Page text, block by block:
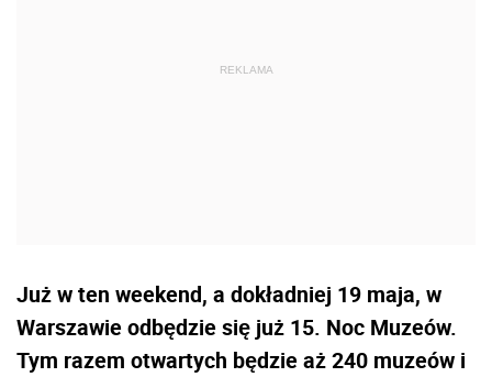
Już w ten weekend, a dokładniej 19 maja, w
Warszawie odbędzie się już 15. Noc Muzeów.
Tym razem otwartych będzie aż 240 muzeów i